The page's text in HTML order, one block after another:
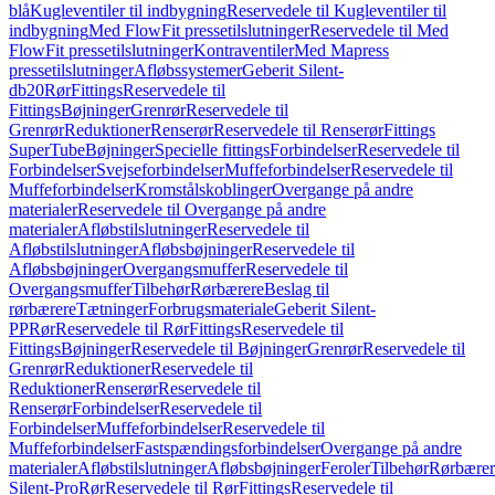
blåKugleventiler til indbygningReservedele til Kugleventiler til
indbygningMed FlowFit pressetilslutningerReservedele til Med
FlowFit pressetilslutningerKontraventilerMed Mapress
pressetilslutningerAfløbssystemerGeberit Silent-
db20RørFittingsReservedele til
FittingsBøjningerGrenrørReservedele til
GrenrørReduktionerRenserørReservedele til RenserørFittings
SuperTubeBøjningerSpecielle fittingsForbindelserReservedele til
ForbindelserSvejseforbindelserMuffeforbindelserReservedele til
MuffeforbindelserKromstålskoblingerOvergange på andre
materialerReservedele til Overgange på andre
materialerAfløbstilslutningerReservedele til
AfløbstilslutningerAfløbsbøjningerReservedele til
AfløbsbøjningerOvergangsmufferReservedele til
OvergangsmufferTilbehørRørbærereBeslag til
rørbærereTætningerForbrugsmaterialeGeberit Silent-
PPRørReservedele til RørFittingsReservedele til
FittingsBøjningerReservedele til BøjningerGrenrørReservedele til
GrenrørReduktionerReservedele til
ReduktionerRenserørReservedele til
RenserørForbindelserReservedele til
ForbindelserMuffeforbindelserReservedele til
MuffeforbindelserFastspændingsforbindelserOvergange på andre
materialerAfløbstilslutningerAfløbsbøjningerFerolerTilbehør
Silent-ProRørReservedele til RørFittingsReservedele til